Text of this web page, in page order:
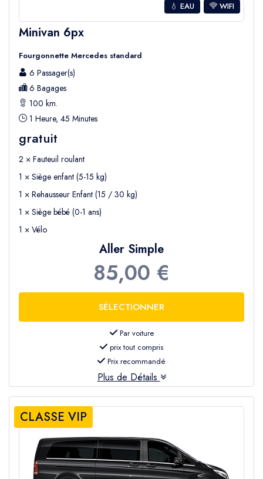
💧 EAU WIFI
Minivan 6px
Fourgonnette Mercedes standard
6 Passager(s)
6 Bagages
100 km.
1 Heure, 45 Minutes
gratuit
2 × Fauteuil roulant
1 × Siège enfant (5-15 kg)
1 × Rehausseur Enfant (15 / 30 kg)
1 × Siège bébé (0-1 ans)
1 × Vélo
Aller Simple
85,00 €
Par voiture
prix tout compris
Prix recommandé
Plus de Détails
CLASSE VIP